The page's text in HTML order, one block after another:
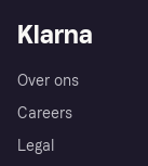
Klarna
Over ons
Careers
Legal